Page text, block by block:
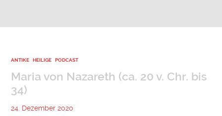
ANTIKE HEILIGE PODCAST
Maria von Nazareth (ca. 20 v. Chr. bis
34)
24. Dezember 2020